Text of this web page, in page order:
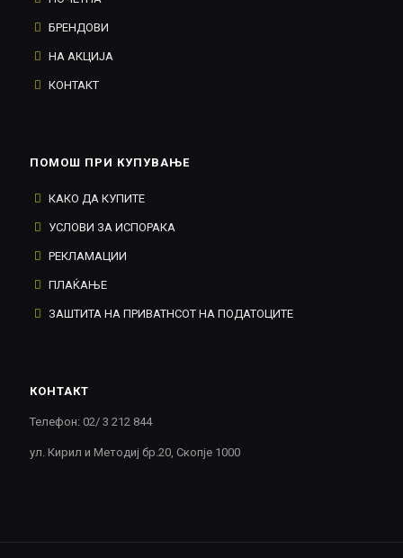
БРЕНДОВИ
НА АКЦИЈА
КОНТАКТ
ПОМОШ ПРИ КУПУВАЊЕ
КАКО ДА КУПИТЕ
УСЛОВИ ЗА ИСПОРАКА
РЕКЛАМАЦИИ
ПЛАЌАЊЕ
ЗАШТИТА НА ПРИВАТНСОТ НА ПОДАТОЦИТЕ
КОНТАКТ
Телефон: 02/ 3 212 844
ул. Кирил и Методиј бр.20, Скопје 1000